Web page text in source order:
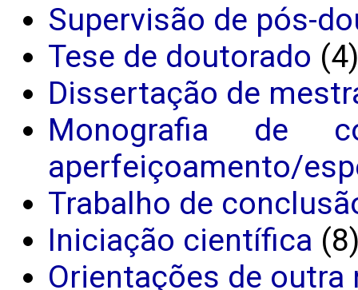
Supervisão de pós-
Tese de doutorado (4)
Dissertação de
Monografia de
aperfeiçoamento/
Trabalho de
Iniciação científica
Orientações de outra